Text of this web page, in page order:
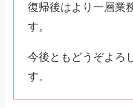
復帰後はより一層業
す。
今後ともどうぞよろ
す。